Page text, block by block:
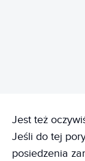
Jest też
Jeśli do tej
posiedzenia